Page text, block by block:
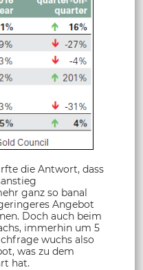
die Antwort, dass
ganz so banal
Angebot
Doch auch beim
immerhin um 5
wuchs also
was zu dem
hat.